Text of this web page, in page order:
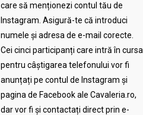
care să menționezi contul tău de
Instagram. Asigură-te că introduci
numele și adresa de e-mail corecte.
Cei cinci participanți care intră în cursa
pentru câștigarea telefonului vor fi
anunțați pe contul de Instagram și
pagina de Facebook ale Cavaleria.ro,
dar vor fi și contactați direct prin e-